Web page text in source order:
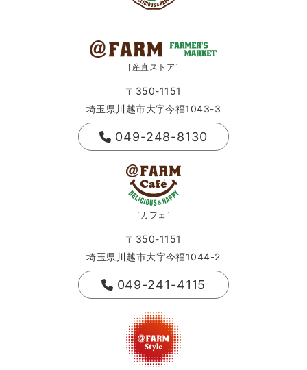
［産直ストア］
〒350-1151
埼玉県川越市大字今福1043-3
049-248-8130
［カフェ］
〒350-1151
埼玉県川越市大字今福1044-2
049-241-4115